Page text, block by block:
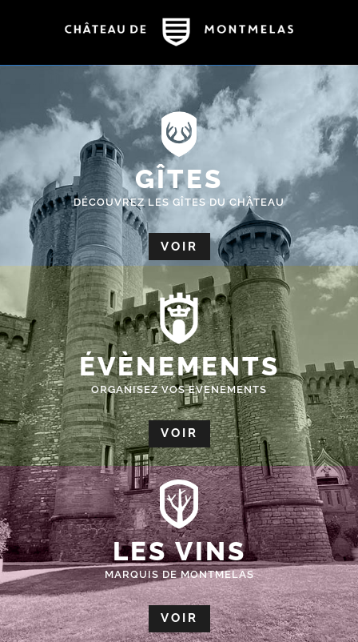
GÎTES
DÉCOUVREZ LES GÎTES DU CHÂTEAU
VOIR
ÉVÈNEMENTS
ORGANISEZ VOS EVENEMENTS
VOIR
LES VINS
MARQUIS DE MONTMELAS
VOIR